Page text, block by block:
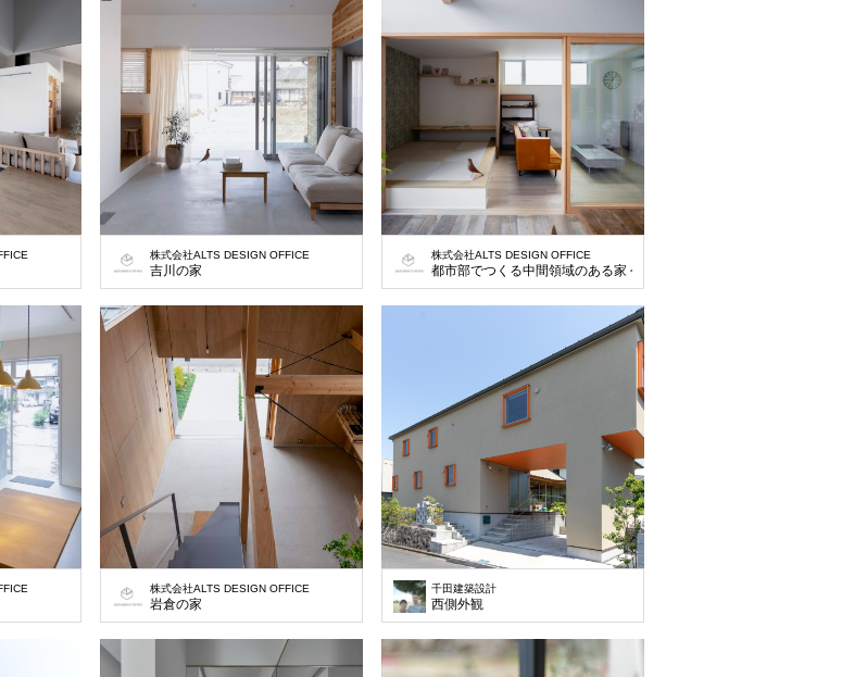
株式会社ALTS DESIGN OFFICE
吉川の家
株式会社ALTS DESIGN OFFICE
都市部でつくる中間領域のある家 今回の計画は、兵庫県西宮市の閑
株式会社ALTS DESIGN OFFICE
岩倉の家
千田建築設計
西側外観